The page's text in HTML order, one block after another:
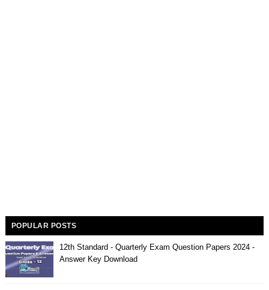
POPULAR POSTS
12th Standard - Quarterly Exam Question Papers 2024 -
Answer Key Download